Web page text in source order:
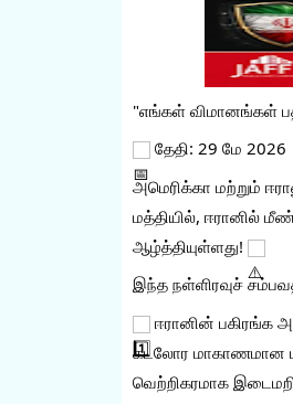
"எங்கள் விமானங்கள்
தேதி: 29 மே 2026
அமெரிக்கா மற்றும்
மத்தியில், ஈரானில்
ஆழ்த்தியுள்ளது!
இந்த நள்ளிரவுச்
ஈரானின் பகிரங்க
கடலோர மாகாணமான
வெற்றிகரமாக